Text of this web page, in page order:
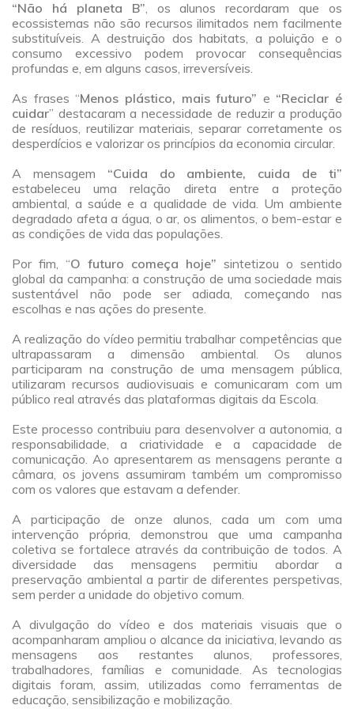
“Não há planeta B”, os alunos recordaram que os
ecossistemas não são recursos ilimitados nem facilmente
substituíveis. A destruição dos habitats, a poluição e o
consumo excessivo podem provocar consequências
profundas e, em alguns casos, irreversíveis.
As frases “Menos plástico, mais futuro” e “Reciclar é
cuidar” destacaram a necessidade de reduzir a produção
de resíduos, reutilizar materiais, separar corretamente os
desperdícios e valorizar os princípios da economia circular.
A mensagem “Cuida do ambiente, cuida de ti”
estabeleceu uma relação direta entre a proteção
ambiental, a saúde e a qualidade de vida. Um ambiente
degradado afeta a água, o ar, os alimentos, o bem-estar e
as condições de vida das populações.
Por fim, “O futuro começa hoje” sintetizou o sentido
global da campanha: a construção de uma sociedade mais
sustentável não pode ser adiada, começando nas
escolhas e nas ações do presente.
A realização do vídeo permitiu trabalhar competências que
ultrapassaram a dimensão ambiental. Os alunos
participaram na construção de uma mensagem pública,
utilizaram recursos audiovisuais e comunicaram com um
público real através das plataformas digitais da Escola.
Este processo contribuiu para desenvolver a autonomia, a
responsabilidade, a criatividade e a capacidade de
comunicação. Ao apresentarem as mensagens perante a
câmara, os jovens assumiram também um compromisso
com os valores que estavam a defender.
A participação de onze alunos, cada um com uma
intervenção própria, demonstrou que uma campanha
coletiva se fortalece através da contribuição de todos. A
diversidade das mensagens permitiu abordar a
preservação ambiental a partir de diferentes perspetivas,
sem perder a unidade do objetivo comum.
A divulgação do vídeo e dos materiais visuais que o
acompanharam ampliou o alcance da iniciativa, levando as
mensagens aos restantes alunos, professores,
trabalhadores, famílias e comunidade. As tecnologias
digitais foram, assim, utilizadas como ferramentas de
educação, sensibilização e mobilização.